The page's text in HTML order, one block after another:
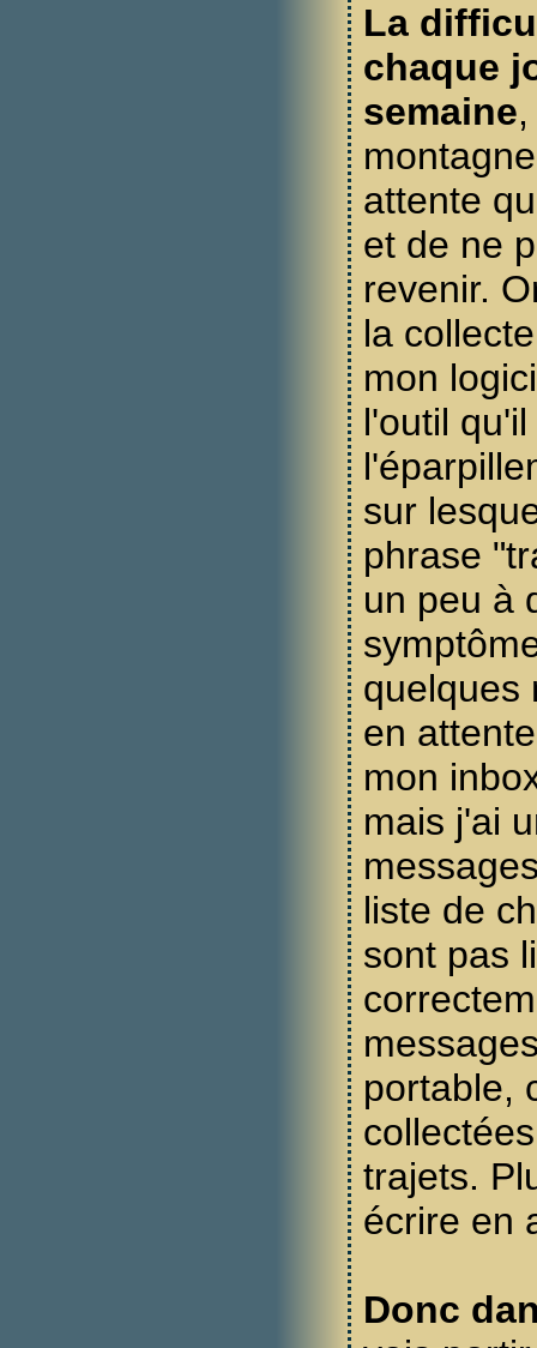
La
chaque
semaine
attente
et de ne
revenir.
la
mon
l'outil
sur
phrase
un peu à
quelques
en
mon
mais j'ai
liste de
sont pas
portable,
trajets.
écrire en
Donc